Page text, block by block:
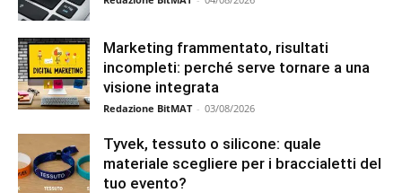
Marketing frammentato, risultati
incompleti: perché serve tornare a una
visione integrata
Redazione BitMAT - 03/08/2026
Tyvek, tessuto o silicone: quale
materiale scegliere per i braccialetti del
tuo evento?